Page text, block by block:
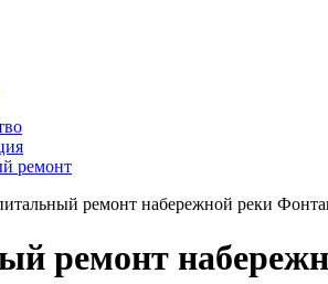
ремонт
ремонт набережной реки
ремонт